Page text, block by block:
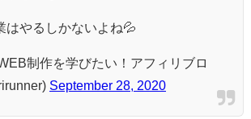
はやるしかないよね💦
制作を学びたい！アフィリブロ
September 28, 2020